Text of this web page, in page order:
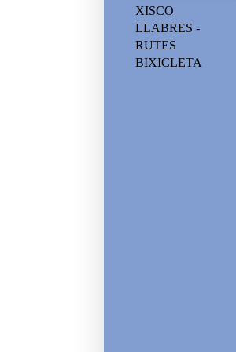
XISCO
LLABRES -
RUTES
BIXICLETA